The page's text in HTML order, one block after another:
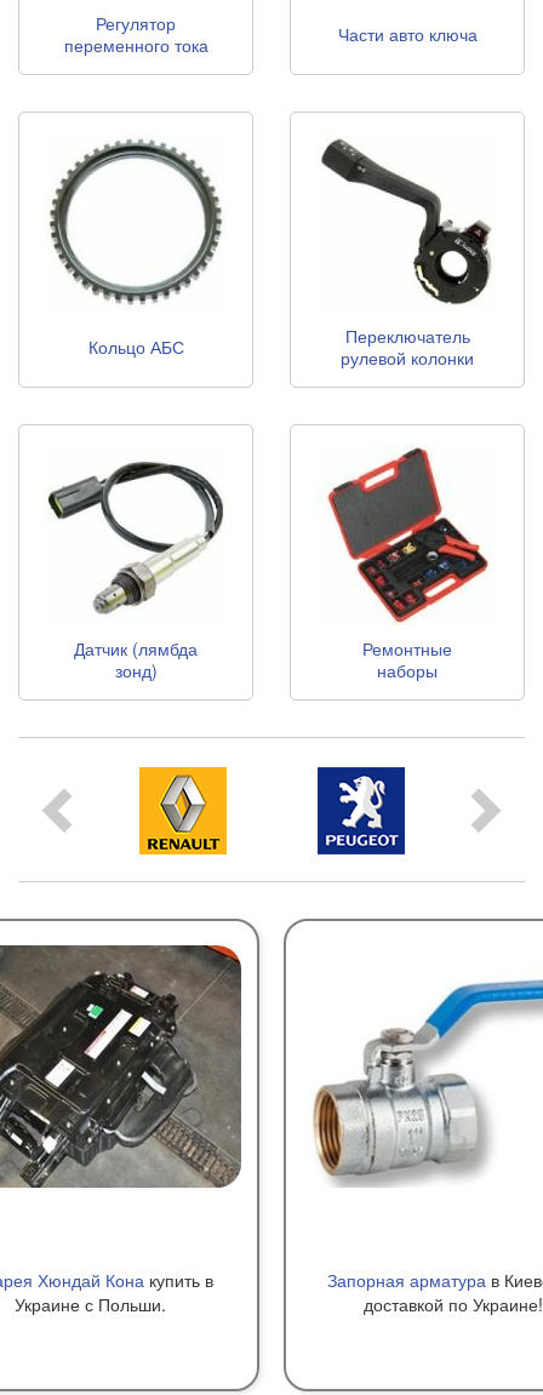
Регулятор
переменного тока
Части авто ключа
Кольцо АБС
Переключатель
рулевой колонки
Датчик (лямбда
зонд)
Ремонтные
наборы
Хюндай Кона купить в
Украине с Польши.
Запорная арматура в
доставкой по Украине!